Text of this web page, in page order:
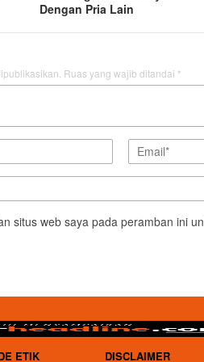
Dengan Pria Lain
Ruas yang wajib ditandai *
situs web saya pada peramban ini
ETIK DISCLAIMER